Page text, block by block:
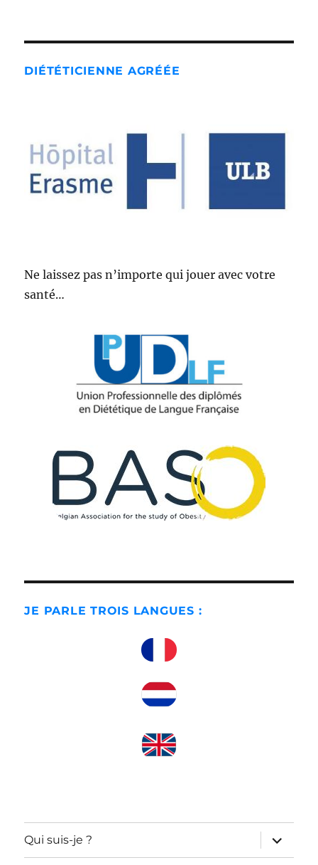
DIÉTÉTICIENNE AGRÉÉE
Ne laissez pas n’importe qui jouer avec votre
santé…
JE PARLE TROIS LANGUES :
Qui suis-je ?
ouvrir
le
sous-